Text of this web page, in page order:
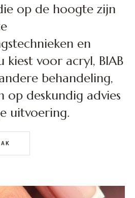
op de hoogte zijn
en
kiest voor acryl, BIAB
behandeling,
op deskundig advies
uitvoering.